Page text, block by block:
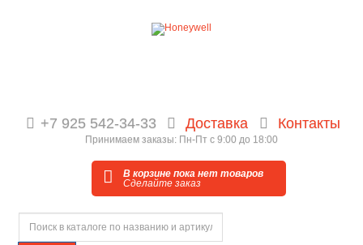
+7 925 542-34-33 Доставка Контакты
Принимаем заказы: Пн-Пт с 9:00 до 18:00
В корзине пока нет товаров
Сделайте заказ